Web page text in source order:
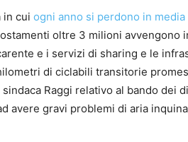
in cui ogni anno si perdono in media
oltre 3 milioni avvengono
e i servizi di sharing e le
di ciclabili transitorie
Raggi relativo al bando dei
avere gravi problemi di aria